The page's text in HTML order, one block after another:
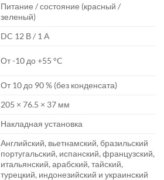
Питание / состояние (красный /
зеленый)
DC 12 В / 1 А
От -10 до +55 °C
От 10 до 90 % (без конденсата)
205 × 76.5 × 37 мм
Накладная установка
Английский, вьетнамский, бразильский
португальский, испанский, французский,
итальянский, арабский, тайский,
турецкий, индонезийский и украинский